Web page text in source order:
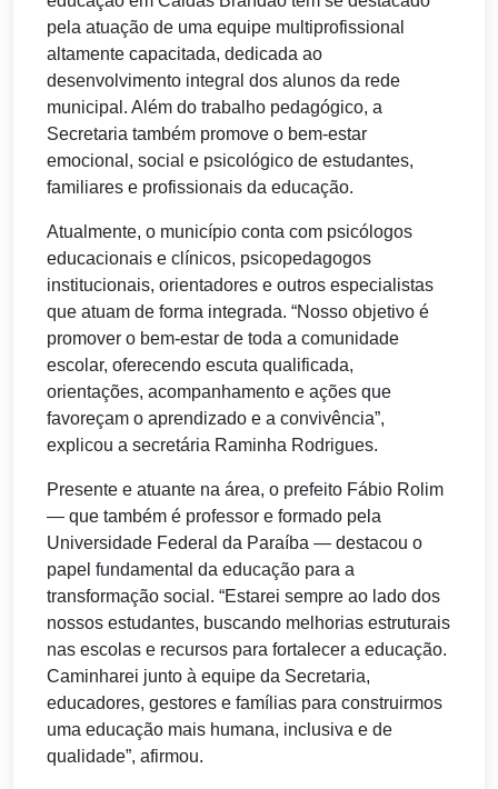
pela atuação de uma equipe multiprofissional
altamente capacitada, dedicada ao
desenvolvimento integral dos alunos da rede
municipal. Além do trabalho pedagógico, a
Secretaria também promove o bem-estar
emocional, social e psicológico de estudantes,
familiares e profissionais da educação.
Atualmente, o município conta com psicólogos
educacionais e clínicos, psicopedagogos
institucionais, orientadores e outros especialistas
que atuam de forma integrada. “Nosso objetivo é
promover o bem-estar de toda a comunidade
escolar, oferecendo escuta qualificada,
orientações, acompanhamento e ações que
favoreçam o aprendizado e a convivência”,
explicou a secretária Raminha Rodrigues.
Presente e atuante na área, o prefeito Fábio Rolim
— que também é professor e formado pela
Universidade Federal da Paraíba — destacou o
papel fundamental da educação para a
transformação social. “Estarei sempre ao lado dos
nossos estudantes, buscando melhorias estruturais
nas escolas e recursos para fortalecer a educação.
Caminharei junto à equipe da Secretaria,
educadores, gestores e famílias para construirmos
uma educação mais humana, inclusiva e de
qualidade”, afirmou.